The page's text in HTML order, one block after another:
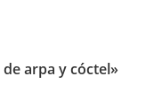
arpa y cóctel»